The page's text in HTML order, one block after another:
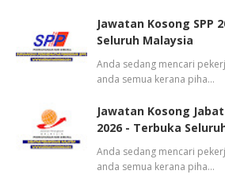
Jawatan Kosong SPP
Seluruh Malaysia
Anda sedang mencari
anda semua kerana piha…
Jawatan Kosong
2026 - Terbuka
Anda sedang mencari
anda semua kerana piha…